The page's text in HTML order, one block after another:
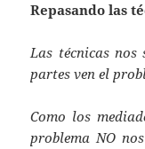
Repasando las
Las técnicas nos
partes ven el
Como los
problema NO